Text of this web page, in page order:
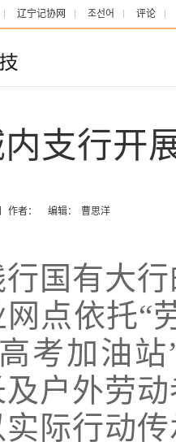
辽宁记协网 조선어 评论
支行开
作者： 编辑： 曹思洋
有大行
点依托“
考加油
户外劳
际行动